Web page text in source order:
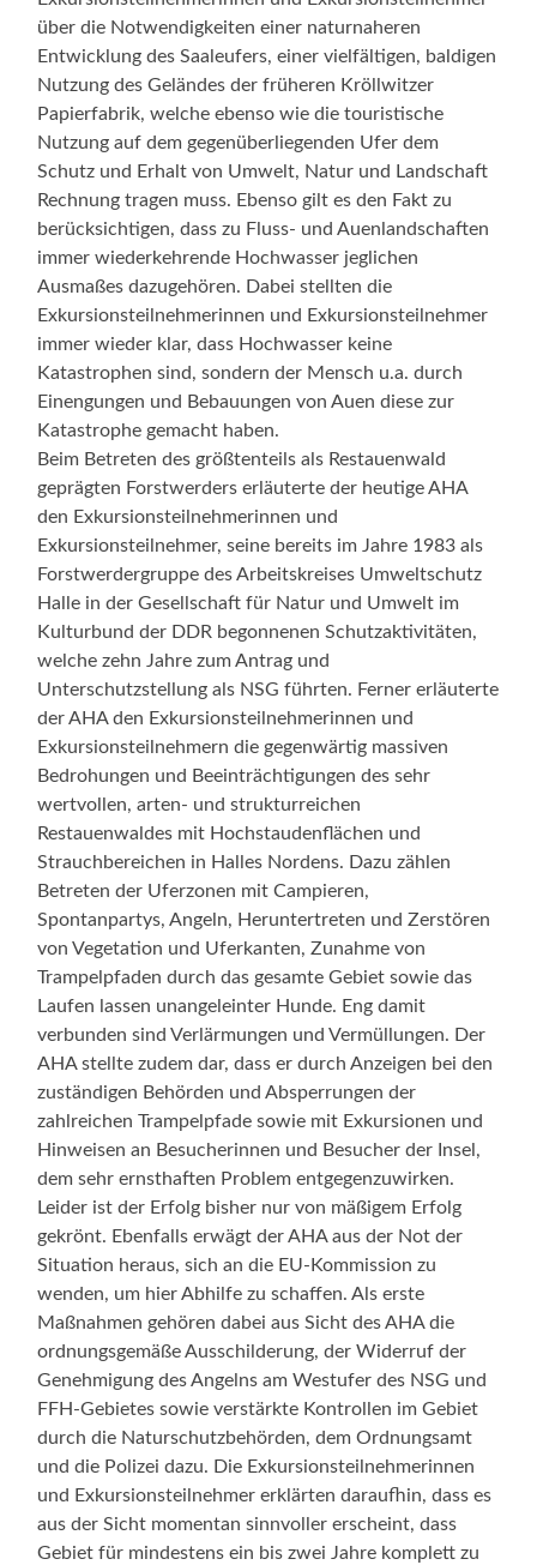
über die Notwendigkeiten einer naturnaheren
Entwicklung des Saaleufers, einer vielfältigen, baldigen
Nutzung des Geländes der früheren Kröllwitzer
Papierfabrik, welche ebenso wie die touristische
Nutzung auf dem gegenüberliegenden Ufer dem
Schutz und Erhalt von Umwelt, Natur und Landschaft
Rechnung tragen muss. Ebenso gilt es den Fakt zu
berücksichtigen, dass zu Fluss- und Auenlandschaften
immer wiederkehrende Hochwasser jeglichen
Ausmaßes dazugehören. Dabei stellten die
Exkursionsteilnehmerinnen und Exkursionsteilnehmer
immer wieder klar, dass Hochwasser keine
Katastrophen sind, sondern der Mensch u.a. durch
Einengungen und Bebauungen von Auen diese zur
Katastrophe gemacht haben.
Beim Betreten des größtenteils als Restauenwald
geprägten Forstwerders erläuterte der heutige AHA
den Exkursionsteilnehmerinnen und
Exkursionsteilnehmer, seine bereits im Jahre 1983 als
Forstwerdergruppe des Arbeitskreises Umweltschutz
Halle in der Gesellschaft für Natur und Umwelt im
Kulturbund der DDR begonnenen Schutzaktivitäten,
welche zehn Jahre zum Antrag und
Unterschutzstellung als NSG führten. Ferner erläuterte
der AHA den Exkursionsteilnehmerinnen und
Exkursionsteilnehmern die gegenwärtig massiven
Bedrohungen und Beeinträchtigungen des sehr
wertvollen, arten- und strukturreichen
Restauenwaldes mit Hochstaudenflächen und
Strauchbereichen in Halles Nordens. Dazu zählen
Betreten der Uferzonen mit Campieren,
Spontanpartys, Angeln, Heruntertreten und Zerstören
von Vegetation und Uferkanten, Zunahme von
Trampelpfaden durch das gesamte Gebiet sowie das
Laufen lassen unangeleinter Hunde. Eng damit
verbunden sind Verlärmungen und Vermüllungen. Der
AHA stellte zudem dar, dass er durch Anzeigen bei den
zuständigen Behörden und Absperrungen der
zahlreichen Trampelpfade sowie mit Exkursionen und
Hinweisen an Besucherinnen und Besucher der Insel,
dem sehr ernsthaften Problem entgegenzuwirken.
Leider ist der Erfolg bisher nur von mäßigem Erfolg
gekrönt. Ebenfalls erwägt der AHA aus der Not der
Situation heraus, sich an die EU-Kommission zu
wenden, um hier Abhilfe zu schaffen. Als erste
Maßnahmen gehören dabei aus Sicht des AHA die
ordnungsgemäße Ausschilderung, der Widerruf der
Genehmigung des Angelns am Westufer des NSG und
FFH-Gebietes sowie verstärkte Kontrollen im Gebiet
durch die Naturschutzbehörden, dem Ordnungsamt
und die Polizei dazu. Die Exkursionsteilnehmerinnen
und Exkursionsteilnehmer erklärten daraufhin, dass es
aus der Sicht momentan sinnvoller erscheint, dass
Gebiet für mindestens ein bis zwei Jahre komplett zu